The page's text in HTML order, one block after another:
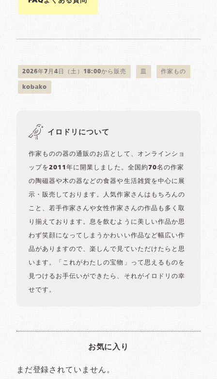
2026年7月4日（土）18:00から販売 作家もの
kobako
イロドリについて
作家ものの器の通販のお店として、オンラインショ
ップを2011年に開業しました。全国約70名の作家
の陶磁器や木の器などの食器や生活雑貨を中心に展
示・販売しております。人気作家さんはもちろんの
こと、若手作家さんや女性作家さんの作品も多く取
り揃えております。息を飲むように美しい作品か思
わず笑顔になってしまうかわいい作品など幅広い作
品がありますので、楽しんで見ていただけたらと思
います。「これがわたしの宝物」って思えるものを
見つけるお手伝いができたら、それがイロドリの幸
せです。
お気に入り
まだ登録されていません。